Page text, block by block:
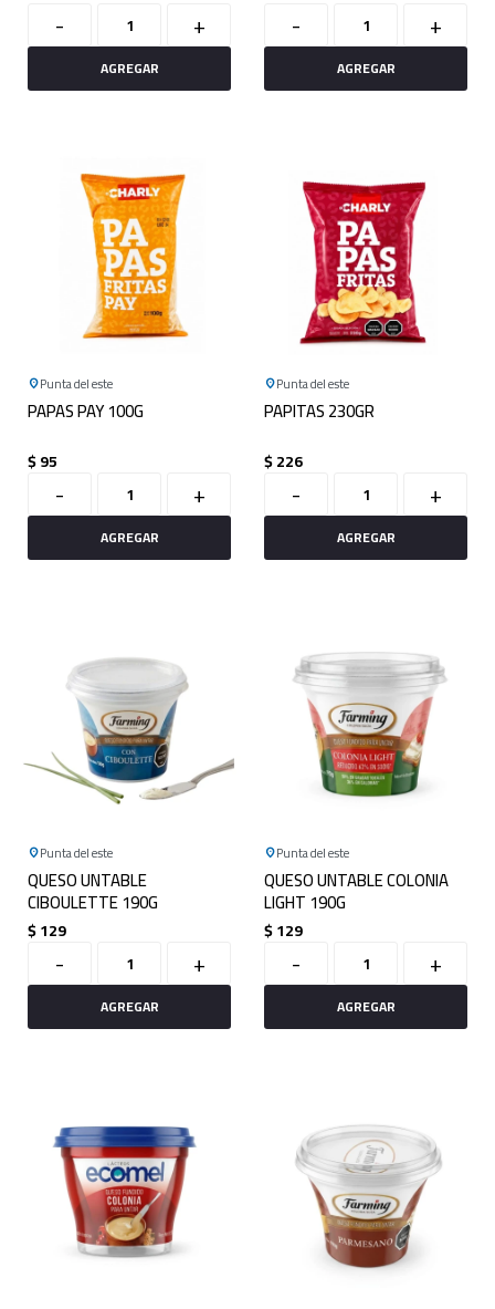
- + - +
Punta del este
PAPAS PAY 100G
$95
- +
Punta del este
PAPITAS 230GR
$226
- +
Punta del este
QUESO UNTABLE
CIBOULETTE 190G
$129
- +
Punta del este
QUESO UNTABLE COLONIA
LIGHT 190G
$129
- +